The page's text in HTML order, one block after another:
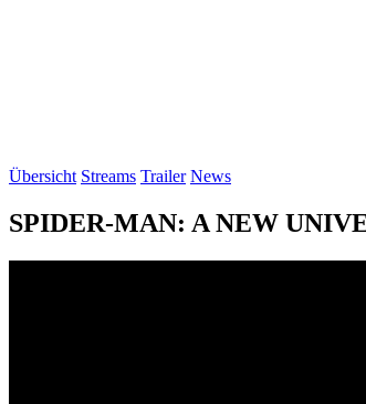
Übersicht Streams Trailer News
SPIDER-MAN: A NEW